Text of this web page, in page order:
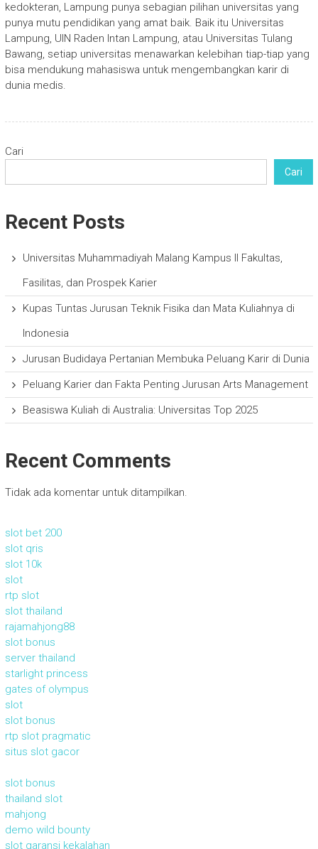
kedokteran, Lampung punya sebagian pilihan universitas yang
punya mutu pendidikan yang amat baik. Baik itu Universitas
Lampung, UIN Raden Intan Lampung, atau Universitas Tulang
Bawang, setiap universitas menawarkan kelebihan tiap-tiap yang
bisa mendukung mahasiswa untuk mengembangkan karir di
dunia medis.
Cari
Cari
Recent Posts
Universitas Muhammadiyah Malang Kampus II Fakultas,
Fasilitas, dan Prospek Karier
Kupas Tuntas Jurusan Teknik Fisika dan Mata Kuliahnya di
Indonesia
Jurusan Budidaya Pertanian Membuka Peluang Karir di Dunia
Peluang Karier dan Fakta Penting Jurusan Arts Management
Beasiswa Kuliah di Australia: Universitas Top 2025
Recent Comments
Tidak ada komentar untuk ditampilkan.
slot bet 200
slot qris
slot 10k
slot
rtp slot
slot thailand
rajamahjong88
slot bonus
server thailand
starlight princess
gates of olympus
slot
slot bonus
rtp slot pragmatic
situs slot gacor
slot bonus
thailand slot
mahjong
demo wild bounty
slot garansi kekalahan